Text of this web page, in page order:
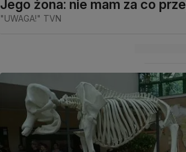
Jego żona: nie mam za co
"UWAGA!" TVN